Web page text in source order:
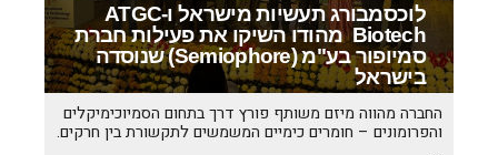
לוכסמבורג תעשיות מישראל ו-ATGC
Biotech מהודו השיקו את פעילות חברת
סמיופור בע"מ (Semiophore) שנוסדה
בישראל
החברה מהווה מיזם משותף פורץ דרך בתחום הסמיוכימיקלים
והפרומונים – חומרים כימיים המשמשים לתקשורת בין חרקים.